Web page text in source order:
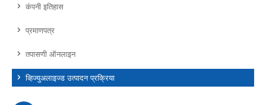
कंपनी इतिहास
प्रमाणपत्र
तपासणी ऑनलाइन
व्हिज्युअलाइज्ड उत्पादन प्रक्रिया